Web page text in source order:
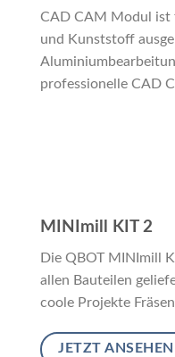
CAD CAM Modul ist
und Kunststoff
professionelle CAD
MINImill KIT 2
Die QBOT MINImill
allen Bauteilen
coole Projekte
JETZT ANSEHEN